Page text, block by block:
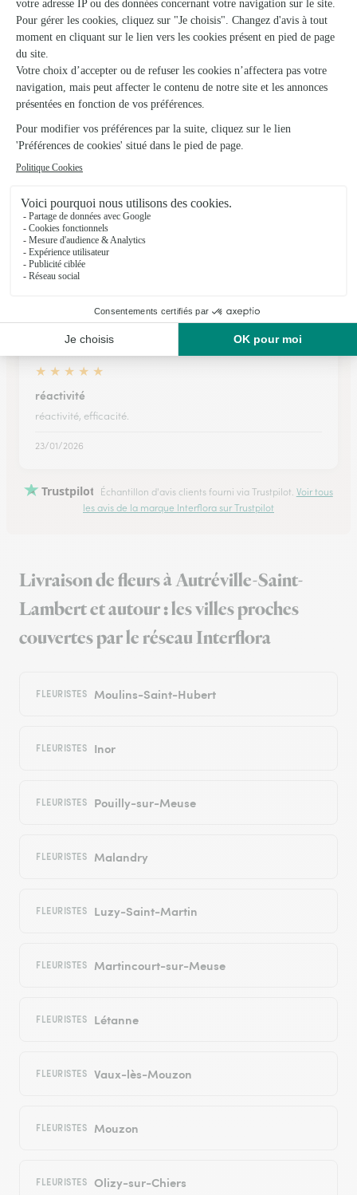
★ ★ ★ ★ ★
Rapidité et respect des exigences
Seconde commande Interflora effectuée pour des obsèques,
et encore une fois rien à redire : livraison effectuée bien avant
instructions parfaitement respectée. La perte d'un proche
n'est pas un moment facile,…
★ ★ ★ ★ ★
Grand choix de fleurs
Grand choix de fleurs
★ ★ ★ ★ ★
réactivité
réactivité, efficacité.
23/01/2026
Trustpilot Échantillon d'avis clients fourni via Trustpilot. Voir tous
les avis de la marque Interflora sur Trustpilot
Livraison de fleurs à Autréville-Saint-
Lambert et autour : les villes proches
couvertes par le réseau Interflora
FLEURISTES Moulins-Saint-Hubert
FLEURISTES Inor
FLEURISTES Pouilly-sur-Meuse
FLEURISTES Malandry
FLEURISTES Luzy-Saint-Martin
FLEURISTES Martincourt-sur-Meuse
FLEURISTES Létanne
FLEURISTES Vaux-lès-Mouzon
FLEURISTES Mouzon
FLEURISTES Olizy-sur-Chiers